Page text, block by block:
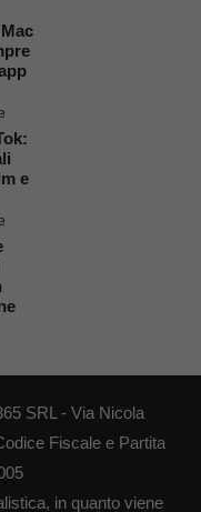
e
SRL - Via Nicola
Fiscale e Partita
in quanto viene